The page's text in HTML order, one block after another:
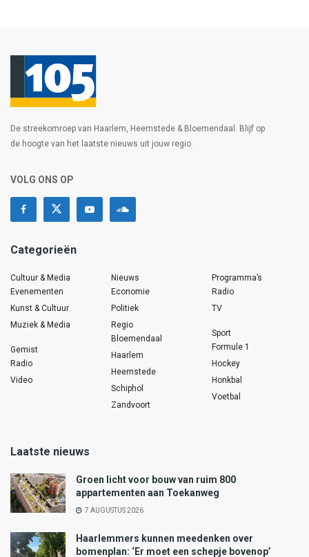
De streekomroep van Haarlem, Heemstede & Bloemendaal. Blijf op
de hoogte van het laatste nieuws uit jouw regio.
VOLG ONS OP
Categorieën
Cultuur & Media
Evenementen
Kunst & Cultuur
Muziek & Media
Gemist
Radio
Video
Nieuws
Economie
Politiek
Regio
Bloemendaal
Haarlem
Heemstede
Schiphol
Zandvoort
Programma’s
Radio
TV
Sport
Formule 1
Hockey
Honkbal
Voetbal
Laatste nieuws
Groen licht voor bouw van ruim 800
appartementen aan Toekanweg
7 AUGUSTUS 2026
Haarlemmers kunnen meedenken over
bomenplan: ‘Er moet een schepje bovenop’